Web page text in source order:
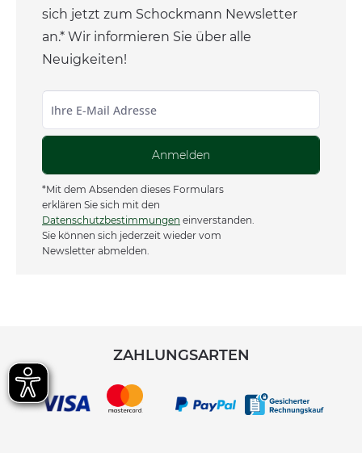
sich jetzt zum Schockmann Newsletter
an.* Wir informieren Sie über alle
Neuigkeiten!
Anmelden
*Mit dem Absenden dieses Formulars
erklären Sie sich mit den
Datenschutzbestimmungen einverstanden.
Sie können sich jederzeit wieder vom
Newsletter abmelden.
ZAHLUNGSARTEN